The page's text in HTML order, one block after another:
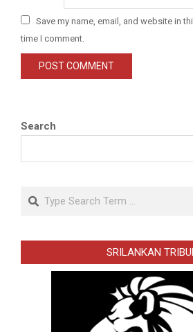
Save my name, email, and website in
time I comment.
Search
Search
SRILANKAN